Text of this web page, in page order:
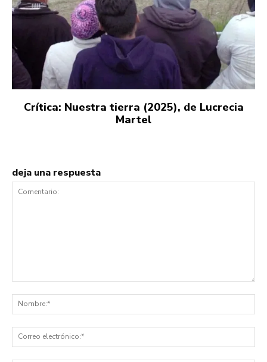
Crítica: Nuestra tierra (2025), de Lucrecia
Martel
deja una respuesta